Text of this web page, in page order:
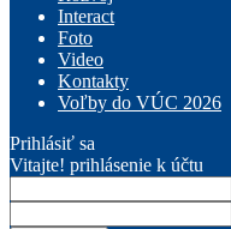
Interact
Foto
Video
Kontakty
Voľby do VÚC 2026
Prihlásiť sa
Vitajte! prihlásenie k účtu